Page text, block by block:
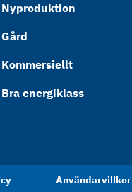
Nyproduktion
Gård
Kommersiellt
Bra energiklass
Användarvillkor